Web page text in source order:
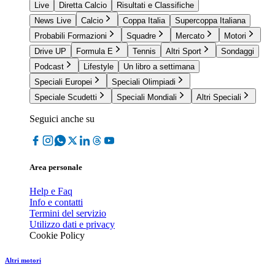
Live
Diretta Calcio
Risultati e Classifiche
News Live
Calcio Coppa Italia
Supercoppa Italiana
Probabili Formazioni
Squadre Mercato
Motori
Drive UP
Formula E Tennis Altri Sport
Sondaggi
Podcast
Lifestyle
Un libro a settimana
Speciali Europei
Speciali Olimpiadi
Speciale Scudetti
Speciali Mondiali Altri Speciali
Seguici anche su
Area personale
Help e Faq
Info e contatti
Termini del servizio
Utilizzo dati e privacy
Cookie Policy
Altri motori